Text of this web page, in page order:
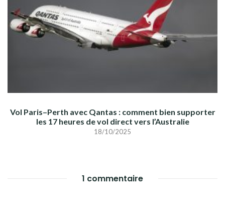
Vol Paris–Perth avec Qantas : comment bien supporter
les 17 heures de vol direct vers l’Australie
18/10/2025
1 commentaire